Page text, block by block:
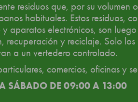
residuos que, por su volumen
habituales. Estos residuos,
aparatos electrónicos, son
recuperación y reciclaje. Solo los
a un vertedero controlado.
comercios, oficinas y
SÁBADO DE 09:00 A 13:00